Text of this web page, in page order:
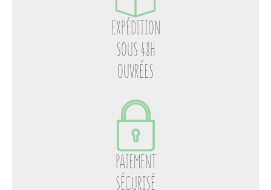
EXPÉDITION
SOUS 48H
OUVRÉES
PAIEMENT
SÉCURISÉ